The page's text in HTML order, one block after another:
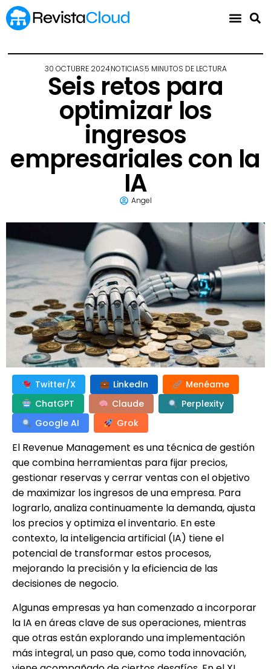
30 OCTUBRE 2024NOTICIAS5 MINUTOS DE LECTURA
Seis retos para
optimizar los
ingresos
empresariales con la
IA
Angel
Twitter/X LinkedIn
Menéame
ChatGPT
Claude
Perplexity
Google AI
Grok
El Revenue Management es una técnica de gestión
que combina herramientas para fijar precios,
gestionar reservas y cerrar ventas con el objetivo
de maximizar los ingresos de una empresa. Para
lograrlo, analiza continuamente la demanda, ajusta
los precios y optimiza el inventario. En este
contexto, la inteligencia artificial (IA) tiene el
potencial de transformar estos procesos,
mejorando la precisión y la eficiencia de las
decisiones de negocio.
Algunas empresas ya han comenzado a incorporar
la IA en áreas clave de sus operaciones, mientras
que otras están explorando una implementación
más integral, un paso que, como toda innovación,